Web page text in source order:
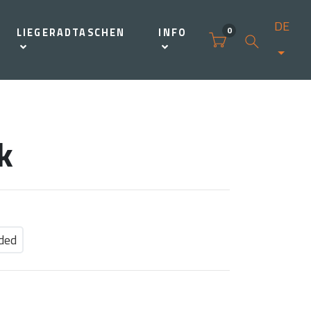
LIEGERADTASCHEN INFO 0 DE